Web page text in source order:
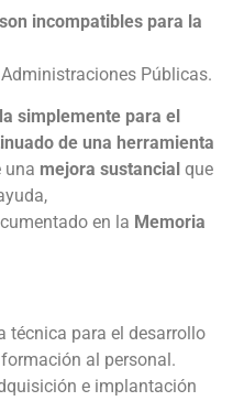
son incompatibles para la
Públicas.
simplemente para el
de una herramienta
una mejora sustancial que
en la Memoria
técnica para el desarrollo
al personal.
e implantación